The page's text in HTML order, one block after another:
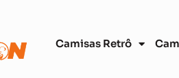
Camisas Retrô